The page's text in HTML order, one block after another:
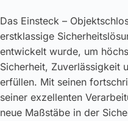
Das Einsteck –
erstklassige
entwickelt wurde, um
Sicherheit, Zuverlässigkeit
erfüllen. Mit seinen
seiner exzellenten
neue Maßstäbe in der